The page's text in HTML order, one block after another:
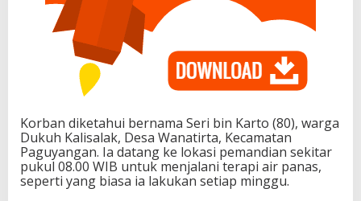
Korban diketahui bernama Seri bin Karto (80), warga
Dukuh Kalisalak, Desa Wanatirta, Kecamatan
Paguyangan. Ia datang ke lokasi pemandian sekitar
pukul 08.00 WIB untuk menjalani terapi air panas,
seperti yang biasa ia lakukan setiap minggu.